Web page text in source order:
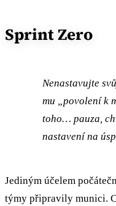
Sprint Zero
Nenastavujte
mu „povolení k
toho… pauza,
nastavení na
Jediným účelem
týmy připravily munici.